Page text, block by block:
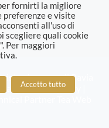
Imprese di Pavia
|Cookie policy
fornirti la migliore
preferenze e visite
all'uso di
scegliere quali cookie
Per maggiori
Accetto tutto